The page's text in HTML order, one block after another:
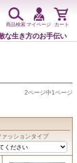
な生き方のお手伝い
商品検索マイページ カート
2ページ中1ページ
ァッションタイプ